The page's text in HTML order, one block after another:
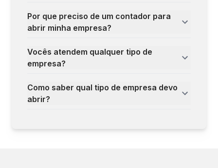
Por que preciso de um contador para
abrir minha empresa?
Vocês atendem qualquer tipo de
empresa?
Como saber qual tipo de empresa devo
abrir?